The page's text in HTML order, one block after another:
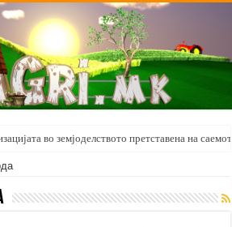
во земјоделството претставена на